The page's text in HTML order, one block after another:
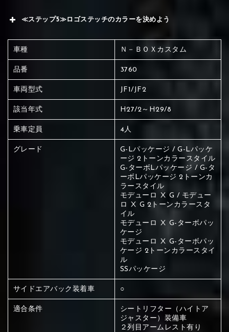
赤く塗られている場所を選択
赤く塗られている部分にカラ
ー選択ください
サブ生地は下記16種類からご選択ください。
赤く塗られている場所を選択
≪ステップ5≫ロゴステッチのカラーを決めよう
車種 Ｎ－ＢＯＸカスタム
品番 3760
車両型式 JF1/JF2
該当年式 H27/2～H29/8
乗車定員 4人
グレード
G-Lパッケージ / G-Lパッケ
ージ 2トーンカラースタイル
G-ターボLパッケージ / G-タ
ーボLパッケージ 2トーンカ
ラースタイル
モデューロ Ⅹ G / モデュー
ロ Ⅹ G 2トーンカラースタ
イル
モデューロ Ⅹ G-ターボパッ
ケージ
モデューロ Ⅹ G-ターボパッ
ケージ 2トーンカラースタイ
ル
SSパッケージ
サイドエアバック装着車 ○
適合条件
シートリフター（ハイトア
ジャスター）装備車
２列目アームレスト有り